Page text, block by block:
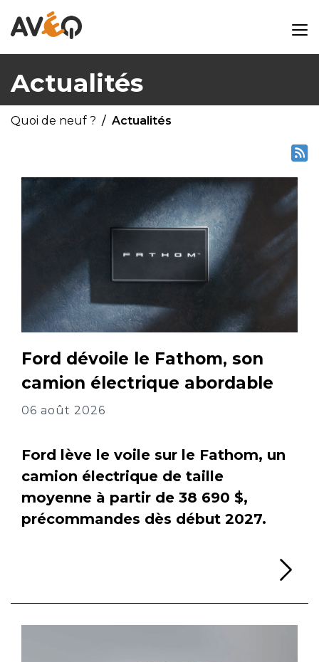
Actualités
Quoi de neuf ? Actualités
Ford dévoile le Fathom, son
camion électrique abordable
06 août 2026
Ford lève le voile sur le Fathom, un
camion électrique de taille
moyenne à partir de 38 690 $,
précommandes dès début 2027.